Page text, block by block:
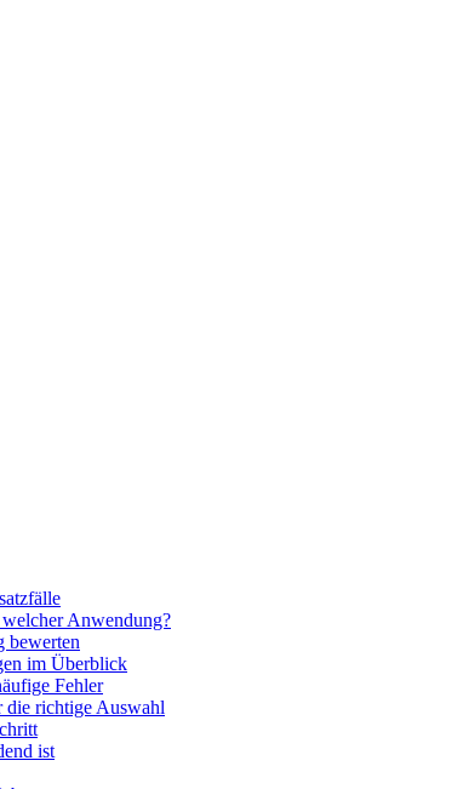
Anwendung?
bewerten
im Überblick
Fehler
die richtige Auswahl
ist